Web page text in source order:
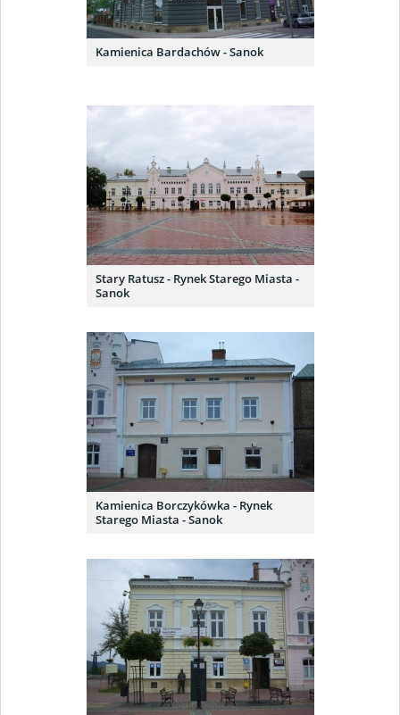
Kamienica Bardachów - Sanok
Stary Ratusz - Rynek Starego Miasta -
Sanok
Kamienica Borczykówka - Rynek
Starego Miasta - Sanok